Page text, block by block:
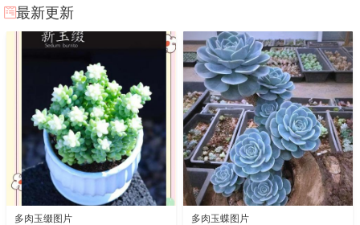
最新更新
多肉玉缀图片 多肉玉蝶图片